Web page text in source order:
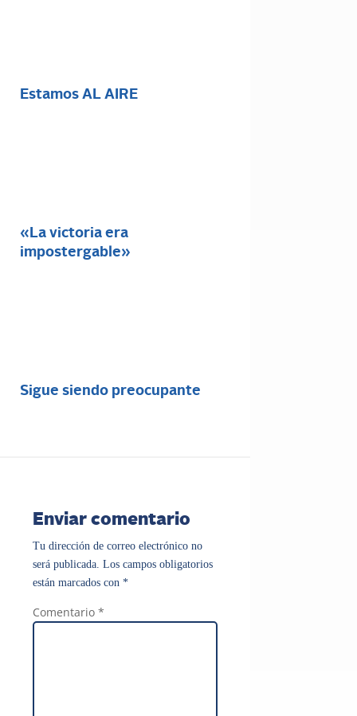
Estamos AL AIRE
«La victoria era
impostergable»
Sigue siendo preocupante
Enviar comentario
Tu dirección de correo electrónico no
será publicada. Los campos obligatorios
están marcados con *
Comentario *